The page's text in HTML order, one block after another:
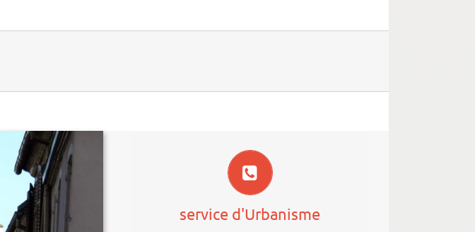
service d'Urbanisme
lundi toute la journée
jeudi matin